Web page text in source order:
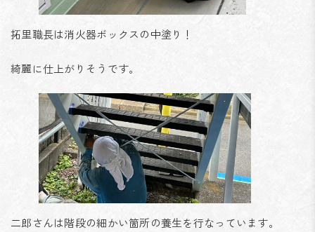
拓里職長は消火器ボックスの中塗り！
綺麗に仕上がりそうです。
二郎さんは階段の細かい箇所の養生を行なっています。